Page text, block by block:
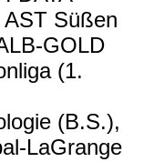
AST Süßen
GOLD
(1.
(B.S.),
LaGrange